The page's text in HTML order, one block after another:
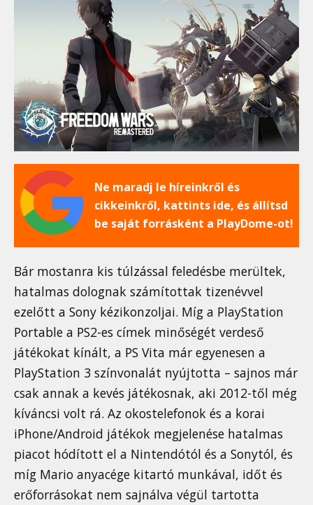
Ne maradj le híreinkről és
cikkeinkről, kattints ide, és állítsd
be saját forrásként a PlayDome-ot!
Bár mostanra kis túlzással feledésbe merültek,
hatalmas dolognak számítottak tizenévvel
ezelőtt a Sony kézikonzoljai. Míg a PlayStation
Portable a PS2-es címek minőségét verdeső
játékokat kínált, a PS Vita már egyenesen a
PlayStation 3 színvonalát nyújtotta – sajnos már
csak annak a kevés játékosnak, aki 2012-től még
kíváncsi volt rá. Az okostelefonok és a korai
iPhone/Android játékok megjelenése hatalmas
piacot hódított el a Nintendótól és a Sonytól, és
míg Mario anyacége kitartó munkával, időt és
erőforrásokat nem sajnálva végül tartotta